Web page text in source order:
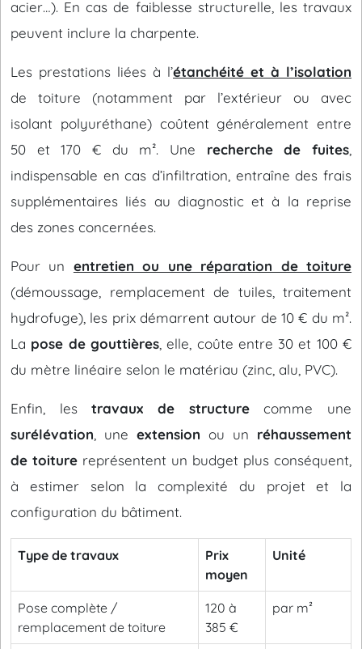
acier…). En cas de faiblesse structurelle, les travaux
peuvent inclure la charpente.
Les prestations liées à l’étanchéité et à l’isolation
de toiture (notamment par l’extérieur ou avec
isolant polyuréthane) coûtent généralement entre
50 et 170 € du m². Une recherche de fuites
indispensable en cas d’infiltration, entraîne des frais
supplémentaires liés au diagnostic et à la reprise
des zones concernées.
Pour un entretien ou une réparation de toiture
(démoussage, remplacement de tuiles, traitement
hydrofuge), les prix démarrent autour de 10 € du m².
La pose de gouttières, elle, coûte entre 30 et 100 €
du mètre linéaire selon le matériau (zinc, alu, PVC).
Enfin, lestravaux de structurecomme une
surélévation , une extension ou un réhaussement
de toiture représentent un budget plus conséquent,
à estimer selon la complexité du projet et la
configuration du bâtiment.
Type de travaux
Prix
moyen
Unité
Pose complète /
remplacement de toiture
120 à
385 €
par m²